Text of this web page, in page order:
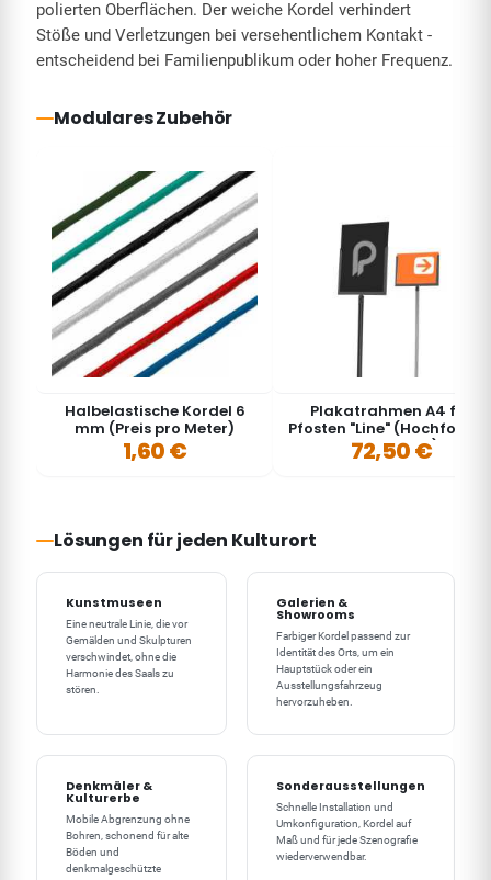
polierten Oberflächen. Der weiche Kordel verhindert
Stöße und Verletzungen bei versehentlichem Kontakt -
entscheidend bei Familienpublikum oder hoher Frequenz.
Modulares Zubehör
Halbelastische Kordel 6
mm (Preis pro Meter)
1,60 €
Plakatrahmen A4 für
Pfosten "Line"
oder Querformat) - LINE
72,50 €
Lösungen für jeden Kulturort
Kunstmuseen
Eine neutrale Linie, die vor
Gemälden und Skulpturen
verschwindet, ohne die
Harmonie des Saals zu
stören.
Galerien &
Showrooms
Farbiger Kordel passend zur
Identität des Orts, um ein
Hauptstück oder ein
Ausstellungsfahrzeug
hervorzuheben.
Denkmäler &
Kulturerbe
Mobile Abgrenzung ohne
Bohren, schonend für alte
Böden und
denkmalgeschützte
Sonderausstellungen
Schnelle Installation und
Umkonfiguration, Kordel auf
Maß und für jede Szenografie
wiederverwendbar.